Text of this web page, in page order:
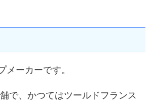
メーカーです。
で、かつてはツールドフランス